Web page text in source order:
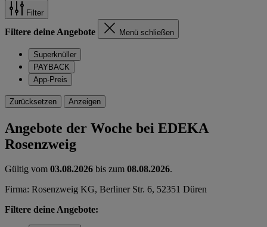
Filter
Filtere deine Angebote Menü schließen
Superknüller
PAYBACK
App-Preis
Zurücksetzen Anzeigen
Angebote der Woche bei EDEKA
Rosenzweig
Gültig vom 03.08.2026 bis zum 08.08.2026.
Firma: Rosenzweig KG, Berliner Str. 6, 52351 Düren
Filtere deine Angebote: